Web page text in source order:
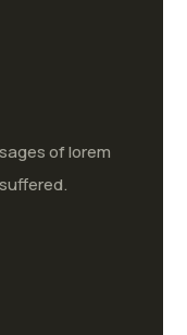
of lorem